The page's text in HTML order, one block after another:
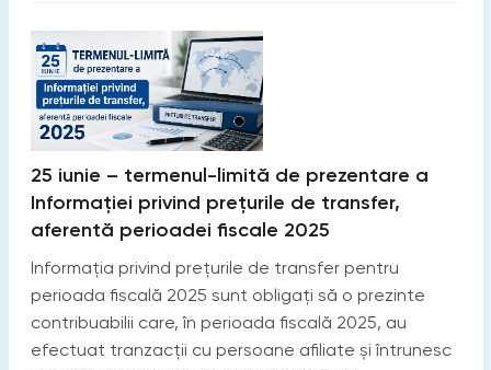
25 iunie – termenul-limită de prezentare a
Informației privind prețurile de transfer,
aferentă perioadei fiscale 2025
Informația privind prețurile de transfer pentru
perioada fiscală 2025 sunt obligați să o prezinte
contribuabilii care, în perioada fiscală 2025, au
efectuat tranzacții cu persoane afiliate și întrunesc